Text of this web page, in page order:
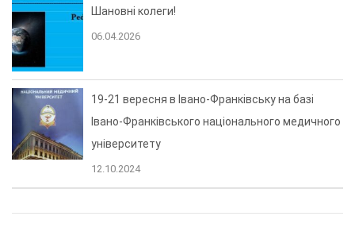
Шановні колеги!
06.04.2026
19-21 вересня в Івано-Франківську на базі
Івано-Франківського національного медичного
університету
12.10.2024